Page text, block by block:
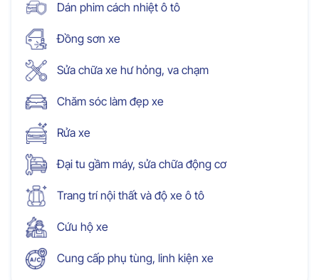
Dán phim cách nhiệt ô tô
Đồng sơn xe
Sửa chữa xe hư hỏng, va chạm
Chăm sóc làm đẹp xe
Rửa xe
Đại tu gầm máy, sửa chữa động cơ
Trang trí nội thất và độ xe ô tô
Cứu hộ xe
Cung cấp phụ tùng, linh kiện xe